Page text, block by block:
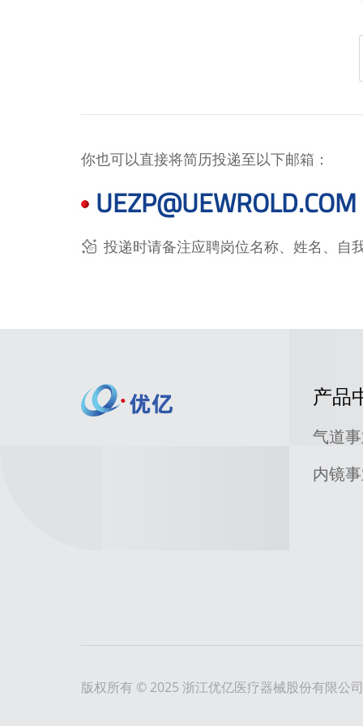
你也可以直接将简历投递至以下邮箱：
UEZP@UEWROLD.COM
投递时请备注应聘岗位名称、姓名、自
产品
气道
内镜
版权所有 © 2025 浙江优亿医疗器械股份有限公